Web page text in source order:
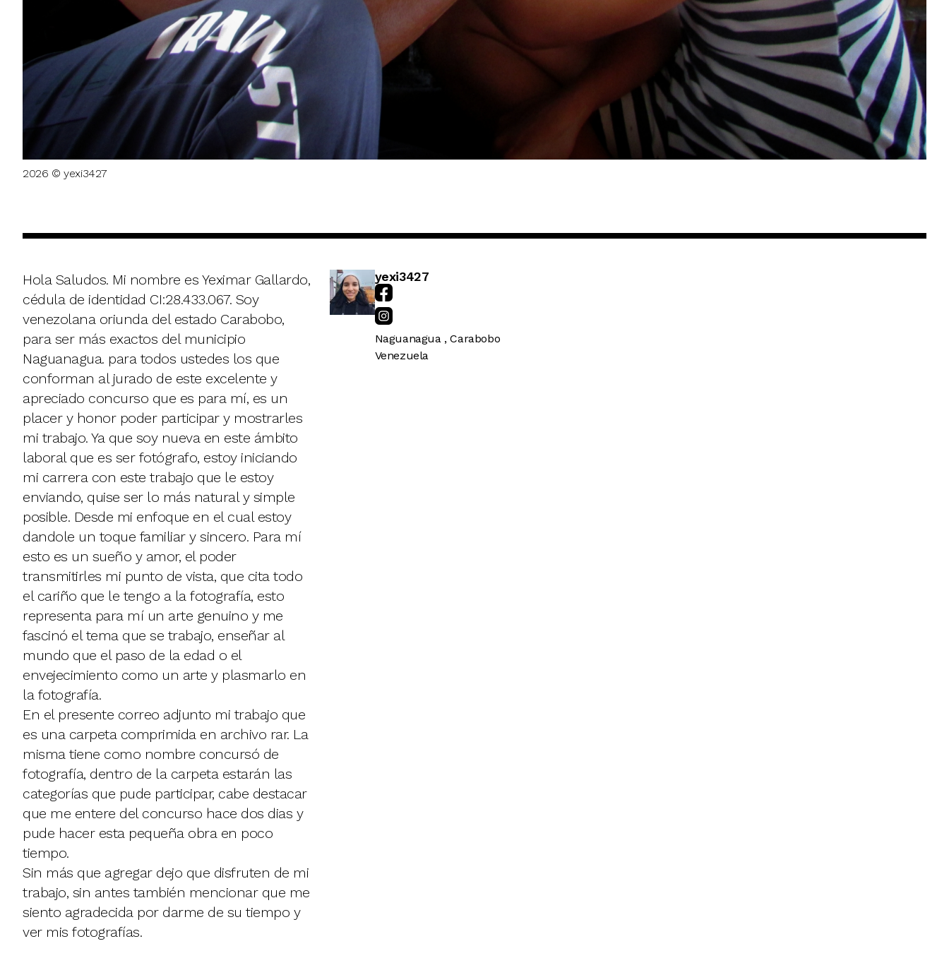
2026 © yexi3427
Hola Saludos. Mi nombre es Yeximar Gallardo,
cédula de identidad CI:28.433.067. Soy
venezolana oriunda del estado Carabobo,
para ser más exactos del municipio
Naguanagua. para todos ustedes los que
conforman al jurado de este excelente y
apreciado concurso que es para mí, es un
placer y honor poder participar y mostrarles
mi trabajo. Ya que soy nueva en este ámbito
laboral que es ser fotógrafo, estoy iniciando
mi carrera con este trabajo que le estoy
enviando, quise ser lo más natural y simple
posible. Desde mi enfoque en el cual estoy
dandole un toque familiar y sincero. Para mí
esto es un sueño y amor, el poder
transmitirles mi punto de vista, que cita todo
el cariño que le tengo a la fotografía, esto
representa para mí un arte genuino y me
fascinó el tema que se trabajo, enseñar al
mundo que el paso de la edad o el
envejecimiento como un arte y plasmarlo en
la fotografía.
En el presente correo adjunto mi trabajo que
es una carpeta comprimida en archivo rar. La
misma tiene como nombre concursó de
fotografía, dentro de la carpeta estarán las
categorías que pude participar, cabe destacar
que me entere del concurso hace dos dias y
pude hacer esta pequeña obra en poco
tiempo.
Sin más que agregar dejo que disfruten de mi
trabajo, sin antes también mencionar que me
siento agradecida por darme de su tiempo y
ver mis fotografías.
yexi3427
Naguanagua,Carabobo
Venezuela